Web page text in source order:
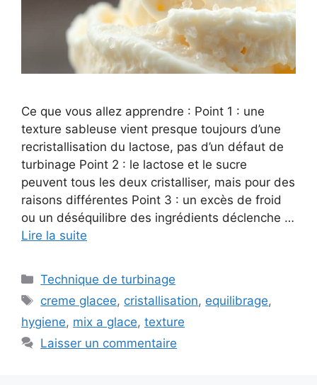
Ce que vous allez apprendre : Point 1 : une
texture sableuse vient presque toujours d’une
recristallisation du lactose, pas d’un défaut de
turbinage Point 2 : le lactose et le sucre
peuvent tous les deux cristalliser, mais pour des
raisons différentes Point 3 : un excès de froid
ou un déséquilibre des ingrédients déclenche …
Lire la suite
Catégories
Technique de turbinage
Étiquettes
creme glacee, cristallisation, equilibrage,
hygiene, mix a glace, texture
Laisser un commentaire